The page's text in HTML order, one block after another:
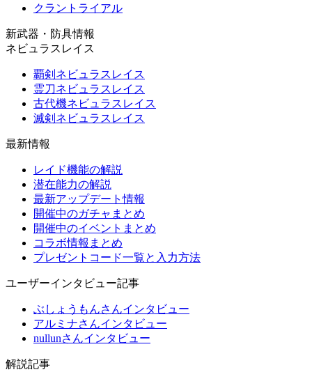
クラントライアル
新武器・防具情報
ネビュラスレイス
覇剣ネビュラスレイス
霊刀ネビュラスレイス
古代機ネビュラスレイス
滅剣ネビュラスレイス
最新情報
レイド機能の解説
潜在能力の解説
最新アップデート情報
開催中のガチャまとめ
開催中のイベントまとめ
コラボ情報まとめ
プレゼントコード一覧と入力方法
ユーザーインタビュー記事
ぶしょうもんさんインタビュー
アルミナさんインタビュー
nullunさんインタビュー
解説記事